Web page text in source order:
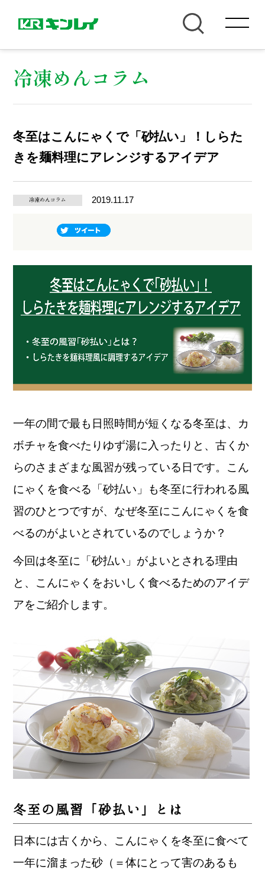
冷凍めんコラム
冬至はこんにゃくで「砂払い」！しらた
きを麺料理にアレンジするアイデア
冷凍めんコラム 2019.11.17
一年の間で最も日照時間が短くなる冬至は、カ
ボチャを食べたりゆず湯に入ったりと、古くか
らのさまざまな風習が残っている日です。こん
にゃくを食べる「砂払い」も冬至に行われる風
習のひとつですが、なぜ冬至にこんにゃくを食
べるのがよいとされているのでしょうか？
今回は冬至に「砂払い」がよいとされる理由
と、こんにゃくをおいしく食べるためのアイデ
アをご紹介します。
冬至の風習「砂払い」とは
日本には古くから、こんにゃくを冬至に食べて
一年に溜まった砂（＝体にとって害のあるも